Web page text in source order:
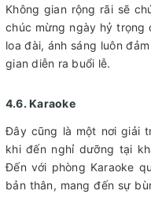
Không gian rộng rãi sẽ
chúc mừng ngày hỷ trọng
loa đài, ánh sáng luôn
gian diễn ra buổi lễ.
4.6. Karaoke
Đây cũng là một nơi giải
khi đến nghỉ dưỡng tại
Đến với phòng Karaoke
bản thân, mang đến sự